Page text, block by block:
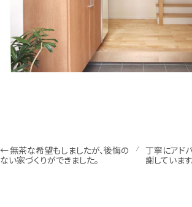
←無茶な希望もしましたが、後悔の
ない家づくりができました。
/
丁寧にアド
謝していま